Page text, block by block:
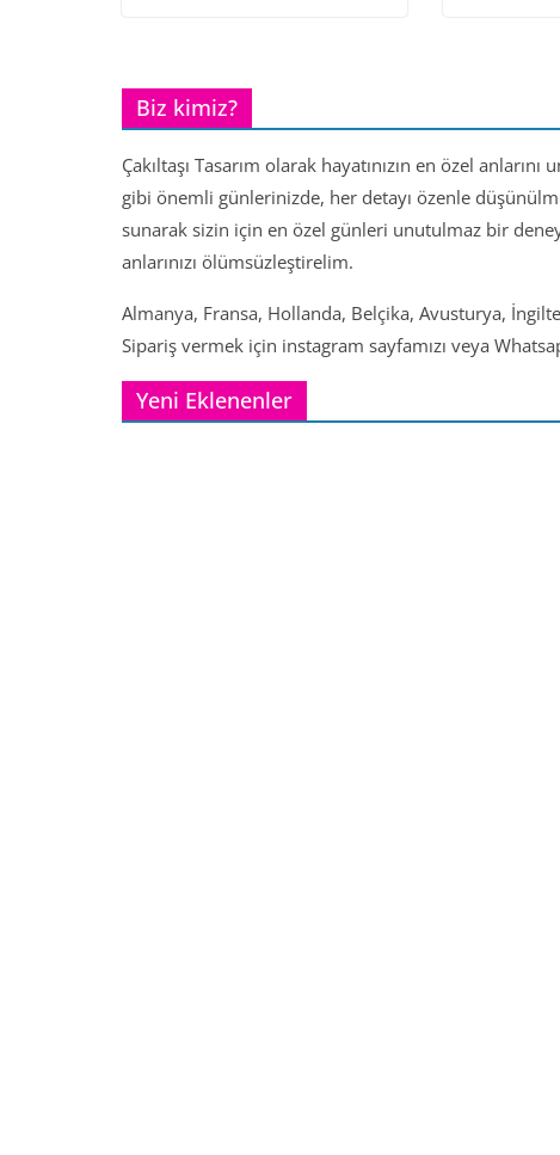
Biz kimiz?
Çakıltaşı Tasarım olarak hayatınızın en özel
gibi önemli günlerinizde, her detayı özenle
sunarak sizin için en özel günleri unutulmaz bir
anlarınızı ölümsüzleştirelim.
Almanya, Fransa, Hollanda, Belçika, Avusturya,
Sipariş vermek için instagram sayfamızı veya
Yeni Eklenenler